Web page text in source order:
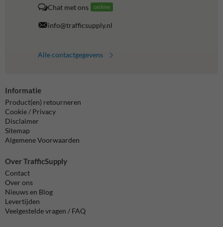
Chat met ons online
info@trafficsupply.nl
Alle contactgegevens
Informatie
Product(en) retourneren
Cookie / Privacy
Disclaimer
Sitemap
Algemene Voorwaarden
Over TrafficSupply
Contact
Over ons
Nieuws en Blog
Levertijden
Veelgestelde vragen / FAQ